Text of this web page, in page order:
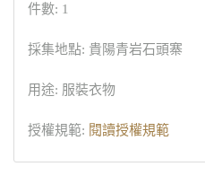
件數: 1
採集地點: 貴陽青岩石頭寨
用途: 服裝衣物
授權規範: 閱讀授權規範